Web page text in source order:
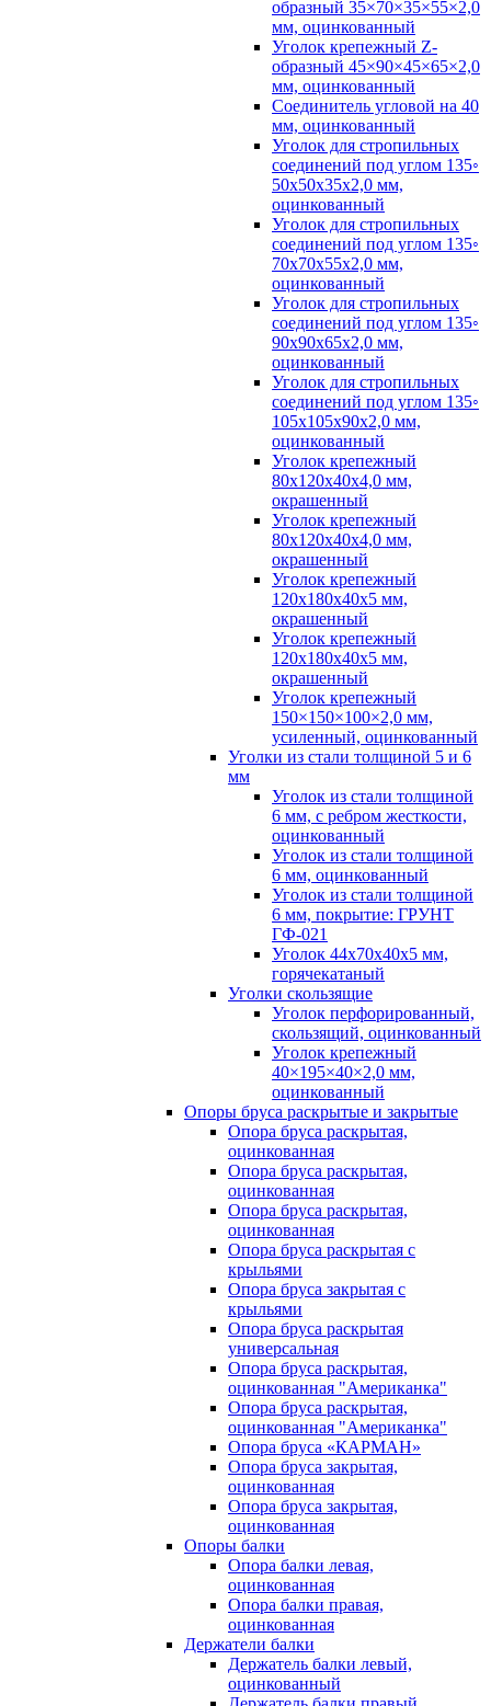
образный 35×70×35×55×2,0
мм, оцинкованный
Уголок крепежный Z-
образный 45×90×45×65×2,0
мм, оцинкованный
Соединитель угловой на 40
мм, оцинкованный
Уголок для стропильных
соединений под углом 135◦
50х50х35х2,0 мм,
оцинкованный
Уголок для стропильных
соединений под углом 135◦
70х70х55х2,0 мм,
оцинкованный
Уголок для стропильных
соединений под углом 135◦
90х90х65х2,0 мм,
оцинкованный
Уголок для стропильных
соединений под углом 135◦
105х105х90х2,0 мм,
оцинкованный
Уголок крепежный
80х120х40х4,0 мм,
окрашенный
Уголок крепежный
80х120х40х4,0 мм,
окрашенный
Уголок крепежный
120х180х40х5 мм,
окрашенный
Уголок крепежный
120х180х40х5 мм,
окрашенный
Уголок крепежный
150×150×100×2,0 мм,
усиленный, оцинкованный
Уголки из стали толщиной 5 и 6
мм
Уголок из стали толщиной
6 мм, с ребром жесткости,
оцинкованный
Уголок из стали толщиной
6 мм, оцинкованный
Уголок из стали толщиной
6 мм, покрытие: ГРУНТ
ГФ-021
Уголок 44х70х40х5 мм,
горячекатаный
Уголки скользящие
Уголок перфорированный,
скользящий, оцинкованный
Уголок крепежный
40×195×40×2,0 мм,
оцинкованный
Опоры бруса раскрытые и закрытые
Опора бруса раскрытая,
оцинкованная
Опора бруса раскрытая,
оцинкованная
Опора бруса раскрытая,
оцинкованная
Опора бруса раскрытая с
крыльями
Опора бруса закрытая с
крыльями
Опора бруса раскрытая
универсальная
Опора бруса раскрытая,
оцинкованная "Американка"
Опора бруса раскрытая,
оцинкованная "Американка"
Опора бруса «КАРМАН»
Опора бруса закрытая,
оцинкованная
Опора бруса закрытая,
оцинкованная
Опоры балки
Опора балки левая,
оцинкованная
Опора балки правая,
оцинкованная
Держатели балки
Держатель балки левый,
оцинкованный